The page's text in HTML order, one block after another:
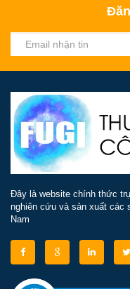
Đây là website chính thức
nghiên cứu và sản xuất các
Nam